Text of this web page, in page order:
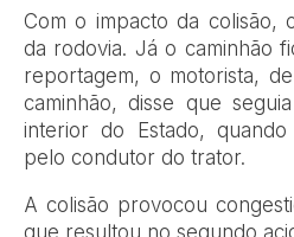
Com o impacto da colisão,
da rodovia. Já o caminhão
reportagem, o motorista,
caminhão, disse que
interior do Estado,
pelo condutor do trator.
A colisão provocou